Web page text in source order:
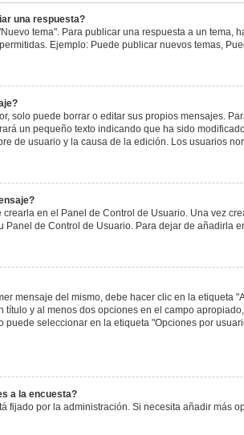
una respuesta?
tema". Para publicar una respuesta a un
Ejemplo: Puede publicar nuevos temas,
solo puede borrar o editar sus propios mensajes.
un pequeño texto indicando que ha sido
de usuario y la causa de la edición. Los usuarios
en el Panel de Control de Usuario. Una vez
Panel de Control de Usuario. Para dejar de añadirla
mensaje del mismo, debe hacer clic en la
título y al menos dos opciones en el campo
seleccionar en la etiqueta "Opciones por
a la encuesta?
fijado por la administración. Si necesita añadir más